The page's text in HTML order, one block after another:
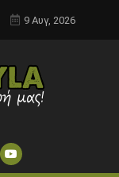
9 Αυγ, 2026